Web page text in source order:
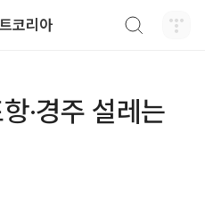
코리아
·경주 설레는